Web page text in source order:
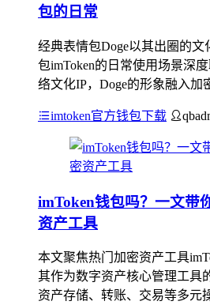
包的日常
经典表情包Doge以其出圈的
包imToken的日常使用场景深
络文化IP，Doge的形象融入加
imtoken官方钱包下载
imToken钱包吗？一文带
资产工具
本文聚焦热门加密资产工具
其作为数字资产核心管理工具
资产存储、转账、交易等多元